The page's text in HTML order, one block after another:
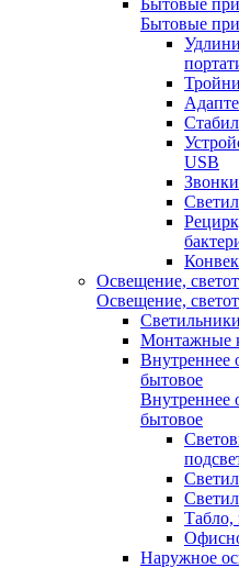
Бытовые
Бытовые
USB
Освещение,
Освещение,
Монтажные
Внутреннее
бытовое
Внутреннее
бытовое
Табло,
Наружное